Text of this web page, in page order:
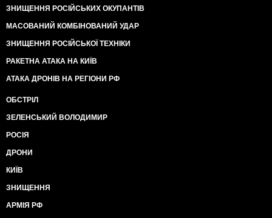
ЗНИЩЕННЯ РОСІЙСЬКИХ ОКУПАНТІВ
МАСОВАНИЙ КОМБІНОВАНИЙ УДАР
ЗНИЩЕННЯ РОСІЙСЬКОЇ ТЕХНІКИ
РАКЕТНА АТАКА НА КИЇВ
АТАКА ДРОНІВ НА РЕГІОНИ РФ
ОБСТРІЛ
ЗЕЛЕНСЬКИЙ ВОЛОДИМИР
РОСІЯ
ДРОНИ
КИЇВ
ЗНИЩЕННЯ
АРМІЯ РФ